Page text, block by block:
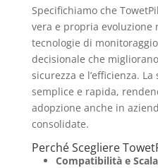
Specifichiamo che
vera e propria evoluzione
tecnologie di
decisionale che
sicurezza e l’efficienza.
semplice e rapida,
adopzione anche in
consolidate.
Perché Scegliere
Compatibilità e